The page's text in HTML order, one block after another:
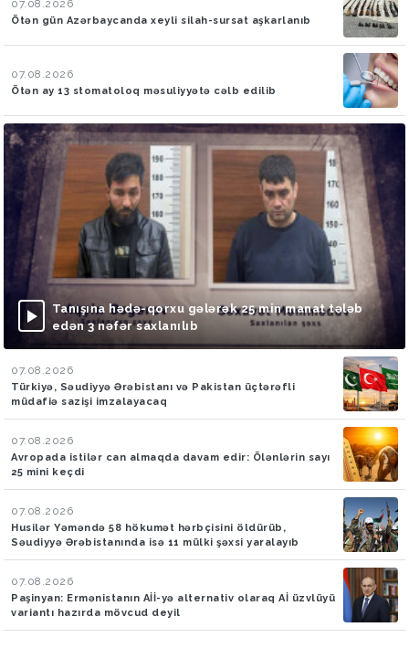
07.08.2026
Ötən gün Azərbaycanda xeyli silah-sursat aşkarlanıb
07.08.2026
Ötən ay 13 stomatoloq məsuliyyətə cəlb edilib
Tanışına hədə-qorxu gələrək 25 min manat tələb
edən 3 nəfər saxlanılıb
07.08.2026
Türkiyə, Səudiyyə Ərəbistanı və Pakistan üçtərəfli
müdafiə sazişi imzalayacaq
07.08.2026
Avropada istilər can almaqda davam edir: Ölənlərin sayı
25 mini keçdi
07.08.2026
Husilər Yəməndə 58 hökumət hərbçisini öldürüb,
Səudiyyə Ərəbistanında isə 11 mülki şəxsi yaralayıb
07.08.2026
Paşinyan: Ermənistanın Aİİ-yə alternativ olaraq Aİ üzvlüyü
variantı hazırda mövcud deyil